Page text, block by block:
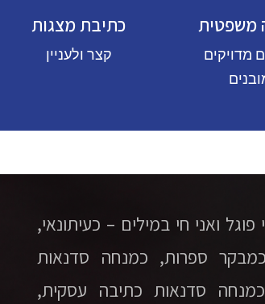
משפטית
מדויקים
כתיבת מצגות
קצר ולעניין
פוגל ואני חי במילים – כעיתונאי,
ספרות, כמנחה סדנאות
סדנאות כתיבה עסקית,